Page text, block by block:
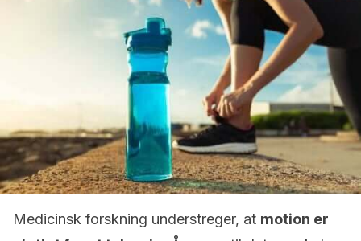
Medicinsk forskning understreger, at motion er